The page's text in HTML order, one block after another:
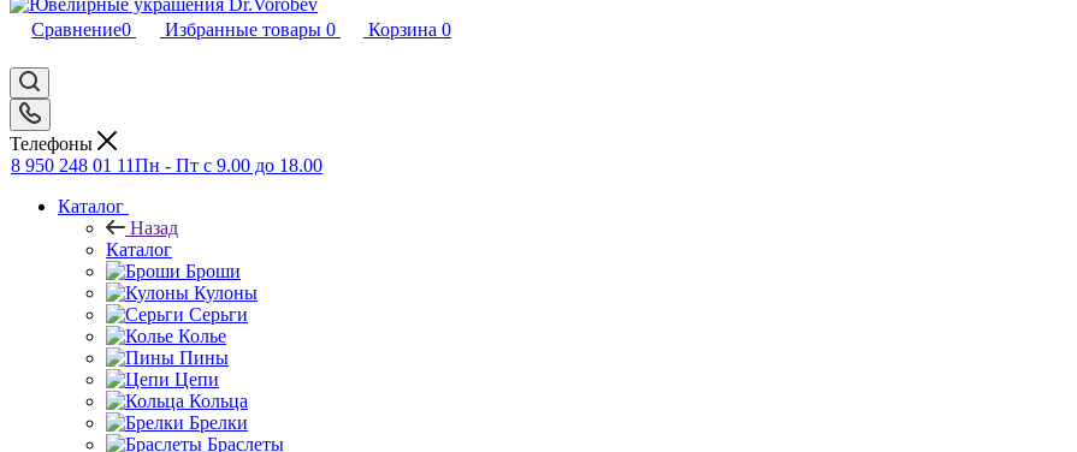
Сравнение0 Избранные товары 0 Корзина 0
Телефоны
8 950 248 01 11Пн - Пт с 9.00 до 18.00
Каталог
Назад
Каталог
Броши
Кулоны
Серьги
Колье
Пины
Цепи
Кольца
Брелки
Браслеты